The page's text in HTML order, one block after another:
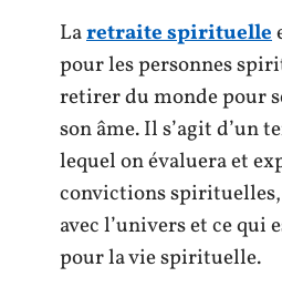
Laretraite spirituelle
pour les personnes
retirer du monde pour
son âme. Il s’agit d’un
lequel on évaluera et
convictions
avec l’univers et ce qui
pour la vie spirituelle.